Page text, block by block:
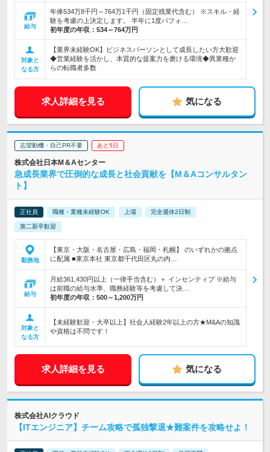
給与
年俸534万8千円～764万1千円（固定残業代含む） ※スキル・経
験を考慮の上決定します。 半年に1度パフォ…
初年度の年収： 534～764万円
対象と
なる方
【業界未経験OK】ビジネスパーソンとして成長したい方大歓迎
◆営業経験を活かし、本質的な提案力を磨ける環境◆異業種か
らの転職者多数
求人詳細を見る 気になる
志望動機・自己PR不要 あと5日
株式会社日本M＆Aセンター
急成長業界で圧倒的な成長と社会貢献を【M＆Aコンサルタン
ト】
正社員 職種・業種未経験OK 上場 完全週休2日制
第二新卒歓迎
勤務地
【東京・大阪・名古屋・広島・福岡・札幌】 のいずれかの拠点
に配属 ■東京本社 東京都千代田区丸の内…
給与
月給361,430円以上（一律手当含む）＋ インセンティブ ※給与
は前職の給与水準、職務経験等を考慮して決…
初年度の年収： 500～1,200万円
対象と
なる方
【未経験歓迎・大卒以上】社会人経験2年以上の方★M&Aの知識
や資格は不問です！
求人詳細を見る 気になる
株式会社AIクラウド
【ITエンジニア】チーム攻略で孤独撃退★難案件を攻略せよ！